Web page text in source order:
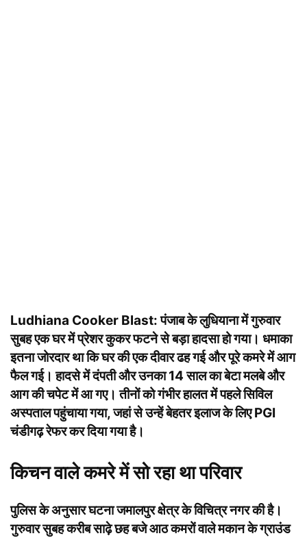
Ludhiana Cooker Blast:पंजाब के लुधियाना में गुरुवार
सुबह एक घर में प्रेशर कुकर फटने से बड़ा हादसा हो गया। धमाका
इतना जोरदार था कि घर की एक दीवार ढह गई और पूरे कमरे में आग
फैल गई। हादसे में दंपती और उनका 14 साल का बेटा मलबे और
आग की चपेट में आ गए। तीनों को गंभीर हालत में पहले सिविल
अस्पताल पहुंचाया गया, जहां से उन्हें बेहतर इलाज के लिए PGI
चंडीगढ़ रेफर कर दिया गया है।
किचन वाले कमरे में सो रहा था परिवार
पुलिस के अनुसार घटना जमालपुर क्षेत्र के विचित्र नगर की है।
गुरुवार सुबह करीब साढ़े छह बजे आठ कमरों वाले मकान के ग्राउंड